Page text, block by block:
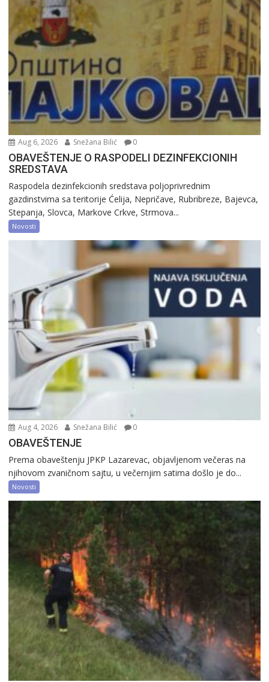
Aug 6, 2026 Snežana Bilić 0
OBAVEŠTENJE O RASPODELI DEZINFEKCIONIH
SREDSTAVA
Raspodela dezinfekcionih sredstava poljoprivrednim
gazdinstvima sa teritorije Ćelija, Nepričave, Rubribreze, Bajevca,
Stepanja, Slovca, Markove Crkve, Strmova...
Novosti
Aug 4, 2026 Snežana Bilić 0
OBAVEŠTENJE
Prema obaveštenju JPKP Lazarevac, objavljenom večeras na
njihovom zvaničnom sajtu, u večernjim satima došlo je do...
Novosti